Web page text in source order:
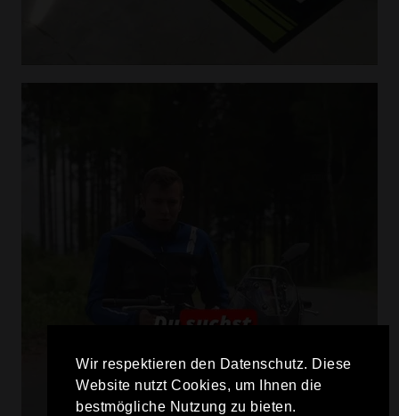
Wir respektieren den Datenschutz. Diese
Website nutzt Cookies, um Ihnen die
bestmögliche Nutzung zu bieten.